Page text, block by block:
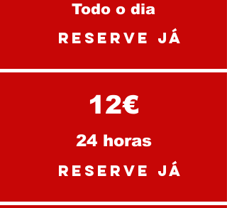
Todo o dia
reserve já
12€
24 horas
reserve já